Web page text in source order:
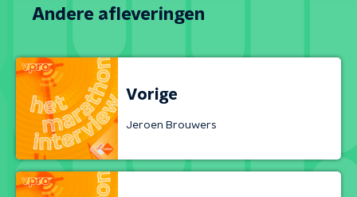
Andere afleveringen
Vorige
Jeroen Brouwers